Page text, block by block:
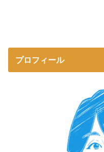
プロフィール